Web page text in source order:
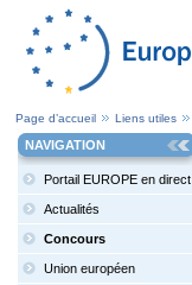
Page d’accueil Liens utiles
NAVIGATION
Portail EUROPE en direct
Actualités
Concours
Union européen